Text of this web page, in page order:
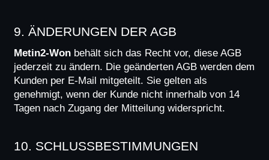
9. ÄNDERUNGEN DER AGB
Metin2-Won behält sich das Recht vor, diese AGB
jederzeit zu ändern. Die geänderten AGB werden dem
Kunden per E-Mail mitgeteilt. Sie gelten als
genehmigt, wenn der Kunde nicht innerhalb von 14
Tagen nach Zugang der Mitteilung widerspricht.
10. SCHLUSSBESTIMMUNGEN